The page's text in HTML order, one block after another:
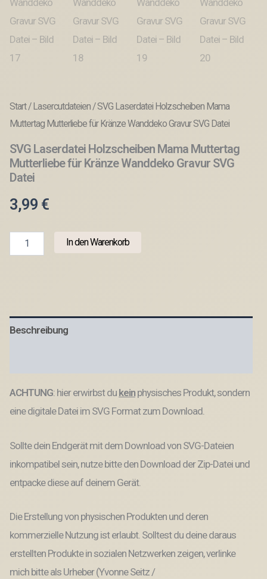
Start/Lasercutdateien/ SVG Laserdatei Holzscheiben Mama
Muttertag Mutterliebe für Kränze Wanddeko Gravur SVG Datei
SVG Laserdatei Holzscheiben Mama Muttertag
Mutterliebe für Kränze Wanddeko Gravur SVG
Datei
3,99 €
Laserdatei
Kränze
Wanddeko
In den Warenkorb
Beschreibung
ACHTUNG: hier erwirbst du kein physisches Produkt, sondern
eine digitale Datei im SVG Format zum Download.
Sollte dein Endgerät mit dem Download von SVG-Dateien
inkompatibel sein, nutze bitte den Download der Zip-Datei und
entpacke diese auf deinem Gerät.
Die Erstellung von physischen Produkten und deren
kommerzielle Nutzung ist erlaubt. Solltest du deine daraus
erstellten Produkte in sozialen Netzwerken zeigen, verlinke
mich bitte als Urheber (Yvonne Seitz /